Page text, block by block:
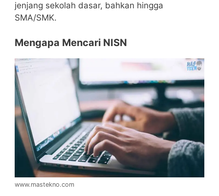
jenjang sekolah dasar, bahkan hingga
SMA/SMK.
Mengapa Mencari NISN
www.mastekno.com